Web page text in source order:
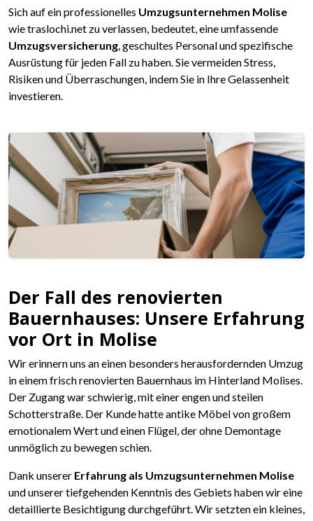
Sich auf ein professionelles Umzugsunternehmen Molise
wie traslochi.net zu verlassen, bedeutet, eine umfassende
Umzugsversicherung, geschultes Personal und spezifische
Ausrüstung für jeden Fall zu haben. Sie vermeiden Stress,
Risiken und Überraschungen, indem Sie in Ihre Gelassenheit
investieren.
Der Fall des renovierten
Bauernhauses: Unsere Erfahrung
vor Ort in Molise
Wir erinnern uns an einen besonders herausfordernden Umzug
in einem frisch renovierten Bauernhaus im Hinterland Molises.
Der Zugang war schwierig, mit einer engen und steilen
Schotterstraße. Der Kunde hatte antike Möbel von großem
emotionalem Wert und einen Flügel, der ohne Demontage
unmöglich zu bewegen schien.
Dank unserer Erfahrung als Umzugsunternehmen Molise
und unserer tiefgehenden Kenntnis des Gebiets haben wir eine
detaillierte Besichtigung durchgeführt. Wir setzten ein kleines,